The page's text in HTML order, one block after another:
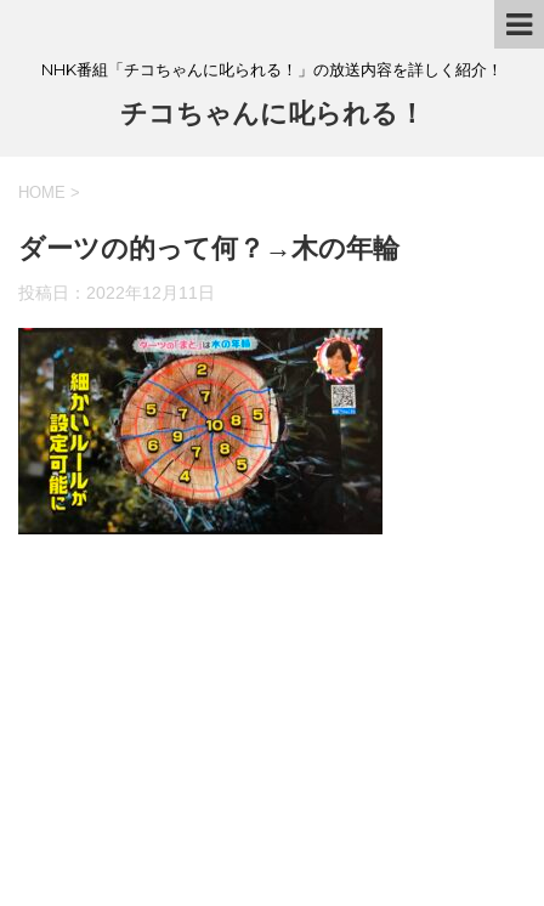
NHK番組「チコちゃんに叱られる！」の放送内容を詳しく紹介！
チコちゃんに叱られる！
HOME >
ダーツの的って何？→木の年輪
投稿日： 2022年12月11日